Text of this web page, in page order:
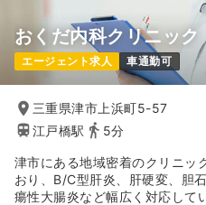
おくだ内科クリニック
エージェント求人 車通勤可
三重県津市上浜町5-57
江戸橋駅
5分
津市にある地域密着のクリニッ
おり、B/C型肝炎、肝硬変、胆
瘍性大腸炎など幅広く対応して